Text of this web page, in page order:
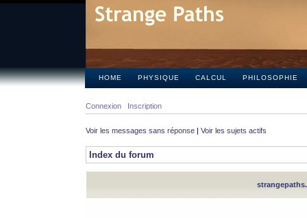
HOME PHYSIQUE CALCUL PHILOSOPHIE
Connexion Inscription
Voir les messages sans réponse | Voir les sujets actifs
Index du forum